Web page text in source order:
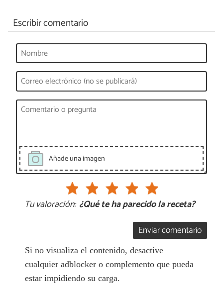
Escribir comentario
Añade una imagen
Tu valoración: ¿Qué te ha parecido la receta?
Enviar comentario
Si no visualiza el contenido, desactive
cualquier adblocker o complemento que pueda
estar impidiendo su carga.